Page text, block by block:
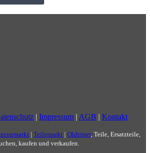
| Impressum | AGB | Kontakt
| Teilemarkt | Oldtimer, Teile, Ersatzteile,
kaufen und verkaufen.